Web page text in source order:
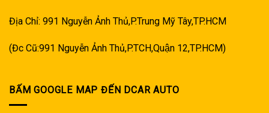
Địa Chỉ: 991 Nguyễn Ảnh Thủ,P.Trung Mỹ Tây,TP.HCM
(Đc Cũ:991 Nguyễn Ảnh Thủ,P.TCH,Quận 12,TP.HCM)
BẤM GOOGLE MAP ĐẾN DCAR AUTO